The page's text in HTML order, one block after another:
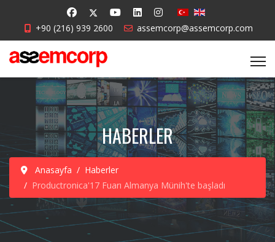
+90 (216) 939 2600 assemcorp@assemcorp.com
HABERLER
Anasayfa
Haberler
Productronica'17 Fuarı Almanya Münih'te başladı